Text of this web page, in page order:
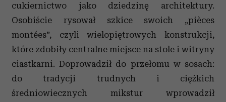
cukiernictwo jako dziedzinę architektury.
Osobiście rysował szkice swoich „pièces
montées”, czyli wielopiętrowych konstrukcji,
które zdobiły centralne miejsce na stole i witryny
ciastkarni. Doprowadził do przełomu w sosach:
do tradycji trudnych i ciężkich
średniowiecznych mikstur wprowadził